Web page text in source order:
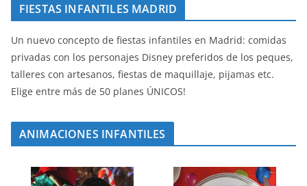
FIESTAS INFANTILES MADRID
Un nuevo concepto de fiestas infantiles en Madrid: comidas
privadas con los personajes Disney preferidos de los peques,
talleres con artesanos, fiestas de maquillaje, pijamas etc.
Elige entre más de 50 planes ÚNICOS!
ANIMACIONES INFANTILES